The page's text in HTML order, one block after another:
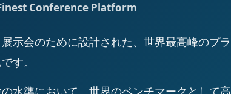
Conference Platform
示会のために設計された、世界最高峰のプラ
す。
水準において、世界のベンチマークとして高